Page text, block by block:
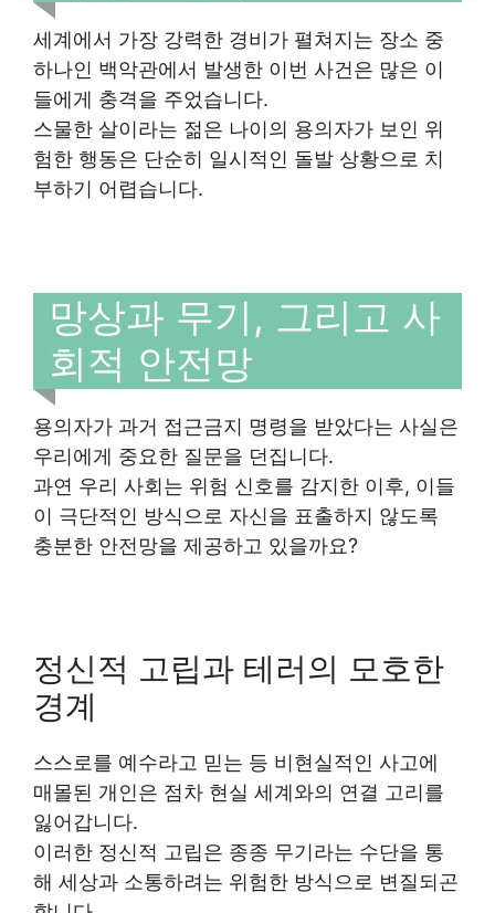
세계에서 가장 강력한 경비가 펼쳐지는 장소 중
하나인 백악관에서 발생한 이번 사건은 많은 이
들에게 충격을 주었습니다.
스물한 살이라는 젊은 나이의 용의자가 보인 위
험한 행동은 단순히 일시적인 돌발 상황으로 치
부하기 어렵습니다.
망상과 무기, 그리고 사
회적 안전망
용의자가 과거 접근금지 명령을 받았다는 사실은
우리에게 중요한 질문을 던집니다.
과연 우리 사회는 위험 신호를 감지한 이후, 이들
이 극단적인 방식으로 자신을 표출하지 않도록
충분한 안전망을 제공하고 있을까요?
정신적 고립과 테러의 모호한
경계
스스로를 예수라고 믿는 등 비현실적인 사고에
매몰된 개인은 점차 현실 세계와의 연결 고리를
잃어갑니다.
이러한 정신적 고립은 종종 무기라는 수단을 통
해 세상과 소통하려는 위험한 방식으로 변질되곤